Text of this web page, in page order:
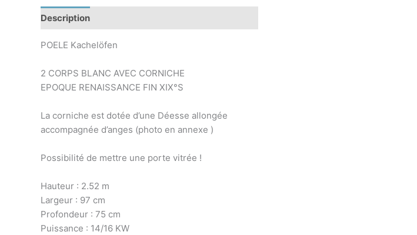
Description
POELE Kachelöfen
2 CORPS BLANC AVEC CORNICHE
EPOQUE RENAISSANCE FIN XIX°S
La corniche est dotée d’une Déesse allongée
accompagnée d’anges (photo en annexe )
Possibilité de mettre une porte vitrée !
Hauteur : 2.52 m
Largeur : 97 cm
Profondeur : 75 cm
Puissance : 14/16 KW